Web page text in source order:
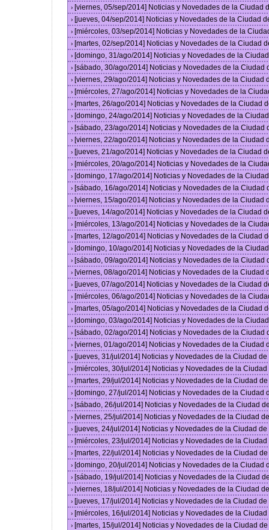
› [viernes, 05/sep/2014] Noticias y Novedades de la Ciudad
› [jueves, 04/sep/2014] Noticias y Novedades de la Ciudad
› [miércoles, 03/sep/2014] Noticias y Novedades de la
› [martes, 02/sep/2014] Noticias y Novedades de la Ciudad
› [domingo, 31/ago/2014] Noticias y Novedades de la
› [sábado, 30/ago/2014] Noticias y Novedades de la Ciudad
› [viernes, 29/ago/2014] Noticias y Novedades de la Ciudad
› [miércoles, 27/ago/2014] Noticias y Novedades de la
› [martes, 26/ago/2014] Noticias y Novedades de la Ciudad
› [domingo, 24/ago/2014] Noticias y Novedades de la
› [sábado, 23/ago/2014] Noticias y Novedades de la Ciudad
› [viernes, 22/ago/2014] Noticias y Novedades de la Ciudad
› [jueves, 21/ago/2014] Noticias y Novedades de la Ciudad
› [miércoles, 20/ago/2014] Noticias y Novedades de la
› [domingo, 17/ago/2014] Noticias y Novedades de la
› [sábado, 16/ago/2014] Noticias y Novedades de la Ciudad
› [viernes, 15/ago/2014] Noticias y Novedades de la Ciudad
› [jueves, 14/ago/2014] Noticias y Novedades de la Ciudad
› [miércoles, 13/ago/2014] Noticias y Novedades de la
› [martes, 12/ago/2014] Noticias y Novedades de la Ciudad
› [domingo, 10/ago/2014] Noticias y Novedades de la
› [sábado, 09/ago/2014] Noticias y Novedades de la Ciudad
› [viernes, 08/ago/2014] Noticias y Novedades de la Ciudad
› [jueves, 07/ago/2014] Noticias y Novedades de la Ciudad
› [miércoles, 06/ago/2014] Noticias y Novedades de la
› [martes, 05/ago/2014] Noticias y Novedades de la Ciudad
› [domingo, 03/ago/2014] Noticias y Novedades de la
› [sábado, 02/ago/2014] Noticias y Novedades de la Ciudad
› [viernes, 01/ago/2014] Noticias y Novedades de la Ciudad
› [jueves, 31/jul/2014] Noticias y Novedades de la Ciudad
› [miércoles, 30/jul/2014] Noticias y Novedades de la
› [martes, 29/jul/2014] Noticias y Novedades de la Ciudad
› [domingo, 27/jul/2014] Noticias y Novedades de la Ciudad
› [sábado, 26/jul/2014] Noticias y Novedades de la Ciudad
› [viernes, 25/jul/2014] Noticias y Novedades de la Ciudad
› [jueves, 24/jul/2014] Noticias y Novedades de la Ciudad
› [miércoles, 23/jul/2014] Noticias y Novedades de la
› [martes, 22/jul/2014] Noticias y Novedades de la Ciudad
› [domingo, 20/jul/2014] Noticias y Novedades de la Ciudad
› [sábado, 19/jul/2014] Noticias y Novedades de la Ciudad
› [viernes, 18/jul/2014] Noticias y Novedades de la Ciudad
› [jueves, 17/jul/2014] Noticias y Novedades de la Ciudad
› [miércoles, 16/jul/2014] Noticias y Novedades de la
› [martes, 15/jul/2014] Noticias y Novedades de la Ciudad